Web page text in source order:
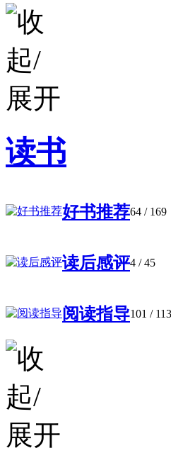
读书
好书推荐64 / 169
读后感评4 / 45
阅读指导101 / 113